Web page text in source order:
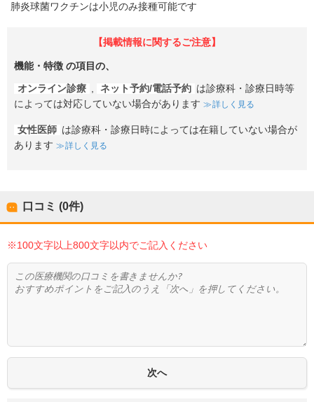
肺炎球菌ワクチンは小児のみ接種可能です
【掲載情報に関するご注意】
機能・特徴 の項目の、
オンライン診療 ネット予約/電話予約 は診療科・診療日時等
によっては対応していない場合があります
詳しく見る
女性医師 は診療科・診療日時によっては在籍していない場合が
あります
詳しく見る
口コミ (0件)
※100文字以上800文字以内でご記入ください